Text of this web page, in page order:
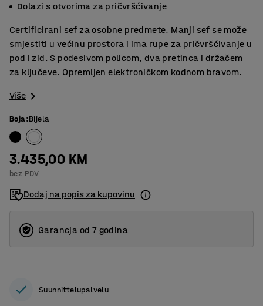
Dolazi s otvorima za pričvršćivanje
Certificirani sef za osobne predmete. Manji sef se može
smjestiti u većinu prostora i ima rupe za pričvršćivanje u
pod i zid. S podesivom policom, dva pretinca i držačem
za ključeve. Opremljen elektroničkom kodnom bravom.
Više
Boja:Bijela
3.435,00 KM
bez PDV
Dodaj na popis za kupovinu
Garancja od 7 godina
Suunnittelupalvelu